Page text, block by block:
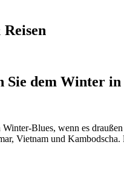
Sie dem Winter in
Blues, wenn es
Vietnam und Kambodscha.